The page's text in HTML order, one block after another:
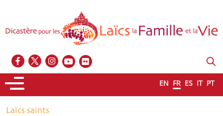
EN FR ES IT PT
Laïcs saints